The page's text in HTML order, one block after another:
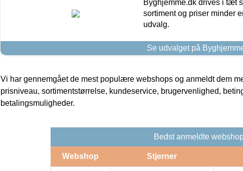
Byghjemme.dk drives i tæt
sortiment og priser minder
udvalg.
Se udvalget på
Vi har gennemgået de mest populære webshops og anmeldt dem
prisniveau, sortimentstørrelse, kundeservice, brugervenlighed,
betalingsmuligheder.
Bedst anmeldte
Webshop Stjerner